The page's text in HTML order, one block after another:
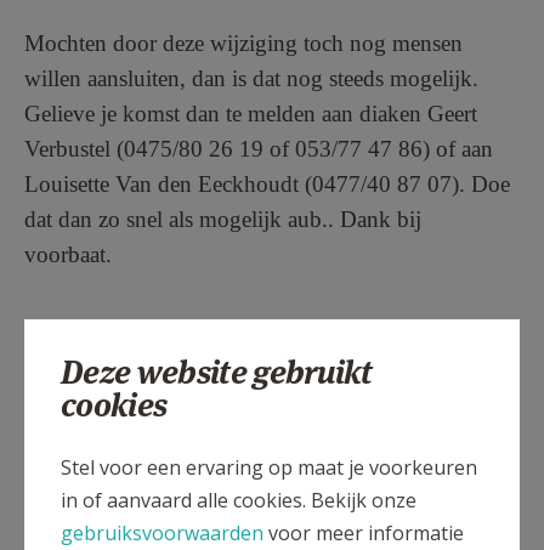
Mochten door deze wijziging toch nog mensen
willen aansluiten, dan is dat nog steeds mogelijk.
Gelieve je komst dan te melden aan diaken Geert
Verbustel (0475/80 26 19 of 053/77 47 86) of aan
Louisette Van den Eeckhoudt (0477/40 87 07). Doe
dat dan zo snel als mogelijk aub.. Dank bij
voorbaat.
Gepubliceerd door
Parochie in Denderleeuw-Haaltert
Meer
Deze website gebruikt
cookies
Stel voor een ervaring op maat je voorkeuren
in of aanvaard alle cookies. Bekijk onze
gebruiksvoorwaarden voor meer informatie